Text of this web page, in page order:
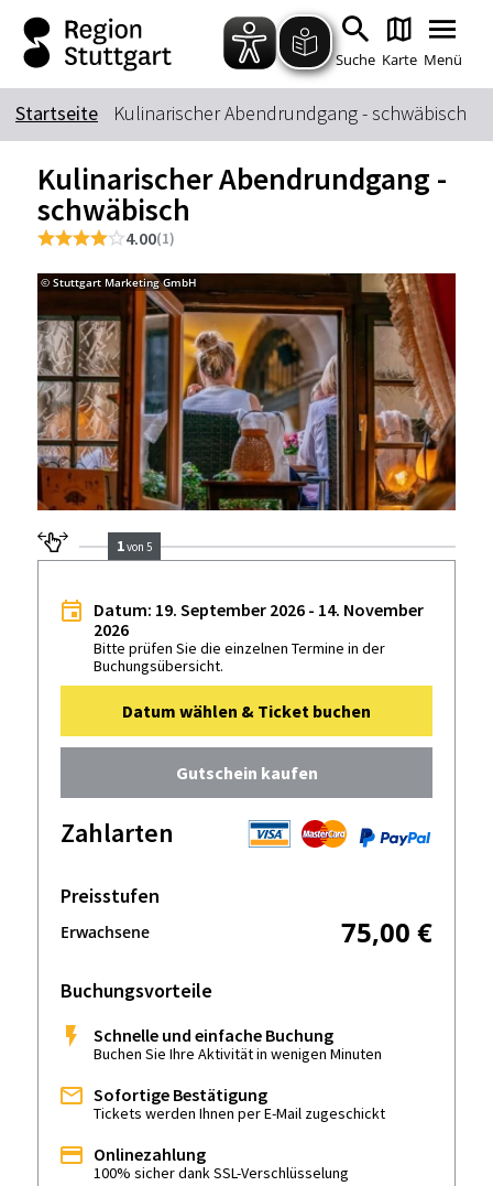
Zum Hauptinhalt springen
Zur Suche springen
Zur Hauptnavigation
Zum Footer springen
Suche Karte Menü
Suchbegriff
Das könnte Sie interessieren
Stadtführungen
Tickets
Citytour
Übernachtung
Erlebnisse
Essen & Trinken
Wein
Automobil
Kultur
Feste & Highlights
Startseite Kulinarischer Abendrundgang - schwäbisch
Kulinarischer Abendrundgang -
schwäbisch
4.00(1)
© Stuttgart Marketing GmbH
1von 5
Datum: 19. September 2026 - 14. November
2026
Bitte prüfen Sie die einzelnen Termine in der
Buchungsübersicht.
Datum wählen & Ticket buchen
Gutschein kaufen
Zahlarten
Preisstufen
Erwachsene 75,00 €
Buchungsvorteile
Schnelle und einfache Buchung
Buchen Sie Ihre Aktivität in wenigen Minuten
Sofortige Bestätigung
Tickets werden Ihnen per E-Mail zugeschickt
Onlinezahlung
100% sicher dank SSL-Verschlüsselung